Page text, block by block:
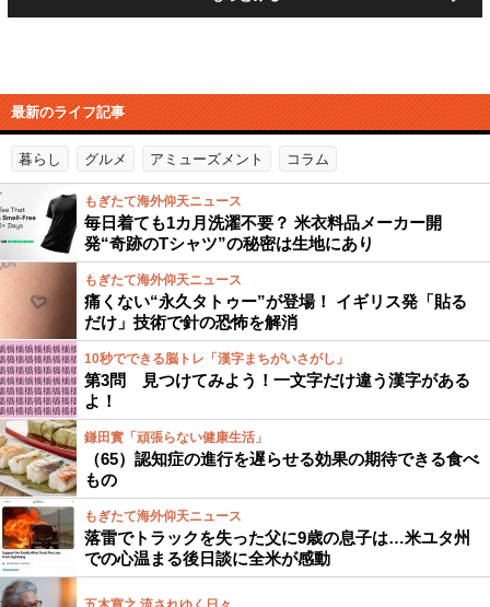
最新のライフ記事
暮らし グルメ アミューズメント コラム
もぎたて海外仰天ニュース
毎日着ても1カ月洗濯不要？ 米衣料品メーカー開
発“奇跡のTシャツ”の秘密は生地にあり
もぎたて海外仰天ニュース
痛くない“永久タトゥー”が登場！ イギリス発「貼る
だけ」技術で針の恐怖を解消
10秒でできる脳トレ「漢字まちがいさがし」
第3問 見つけてみよう！一文字だけ違う漢字がある
よ！
鎌田實「頑張らない健康生活」
（65）認知症の進行を遅らせる効果の期待できる食べ
もの
もぎたて海外仰天ニュース
落雷でトラックを失った父に9歳の息子は…米ユタ州
での心温まる後日談に全米が感動